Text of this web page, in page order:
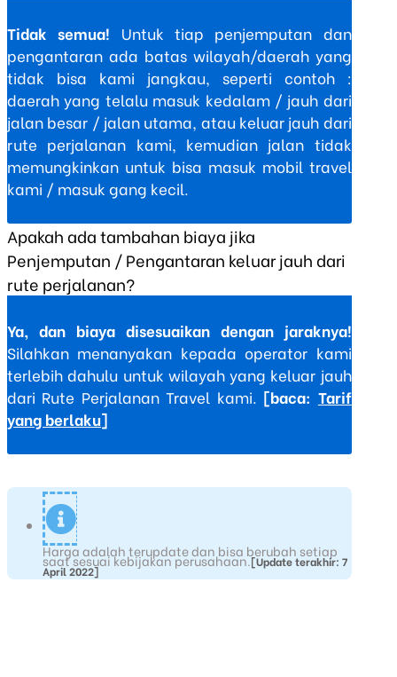
Tidak semua! Untuk tiap penjemputan dan
pengantaran ada batas wilayah/daerah yang
tidak bisa kami jangkau, seperti contoh :
daerah yang telalu masuk kedalam / jauh dari
jalan besar / jalan utama, atau keluar jauh dari
rute perjalanan kami, kemudian jalan tidak
memungkinkan untuk bisa masuk mobil travel
kami / masuk gang kecil.
Apakah ada tambahan biaya jika
Penjemputan / Pengantaran keluar jauh dari
rute perjalanan?
Ya, dan biaya disesuaikan dengan jaraknya!
Silahkan menanyakan kepada operator kami
terlebih dahulu untuk wilayah yang keluar jauh
dari Rute Perjalanan Travel kami. [baca: Tarif
yang berlaku]
Harga adalah terupdate dan bisa berubah setiap
saat sesuai kebijakan perusahaan.[Update terakhir: 7
April 2022]